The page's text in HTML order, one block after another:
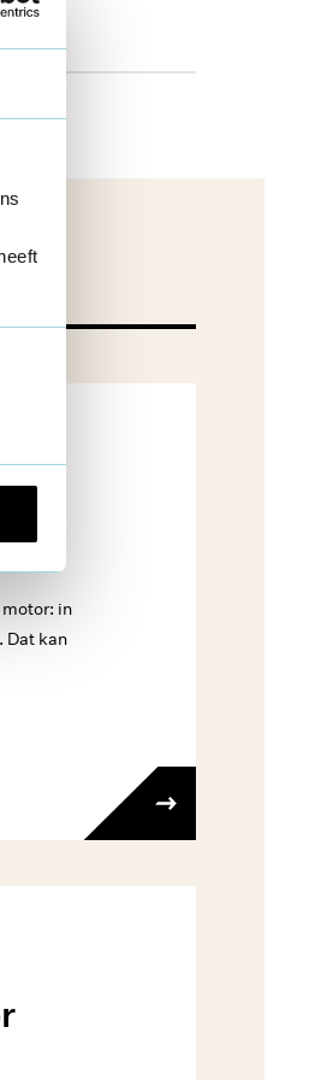
in
Dat kan